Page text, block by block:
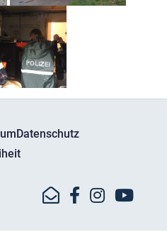
Datenschutz